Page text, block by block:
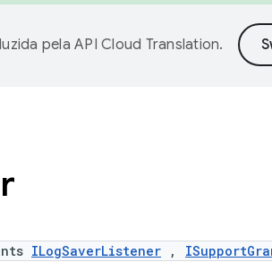
pela API Cloud Translation.
ILogSaverListener ,